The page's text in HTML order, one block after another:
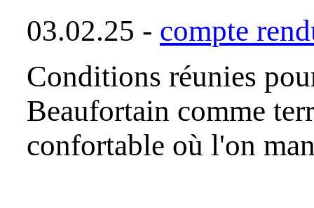
03.02.25 - compte
Conditions réunies
Beaufortain comme
confortable où l'on